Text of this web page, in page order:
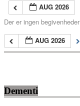
AUG 2026
Der er ingen
AUG 2026
Dementi